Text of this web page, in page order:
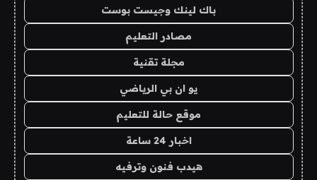
باك لينك وجيست بوست
مصادر التعليم
مجلة تقنية
يو ان بي الرياضي
موقع حالة للتعليم
اخبار 24 ساعة
هيدب فنون وترفيه